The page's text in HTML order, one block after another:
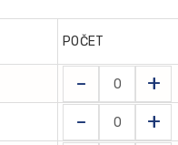
POČET
- +
- +